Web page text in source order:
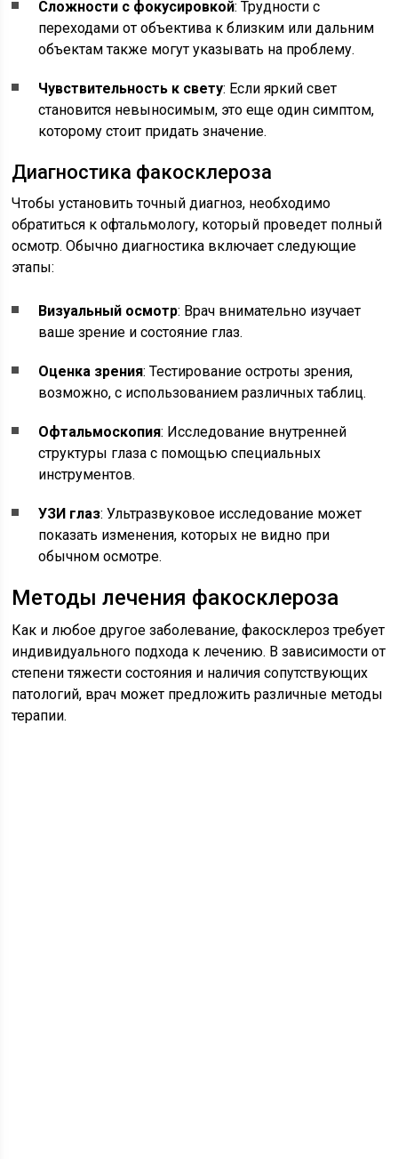
Сложности с фокусировкой: Трудности с
переходами от объектива к близким или дальним
объектам также могут указывать на проблему.
Чувствительность к свету: Если яркий свет
становится невыносимым, это еще один симптом,
которому стоит придать значение.
Диагностика факосклероза
Чтобы установить точный диагноз, необходимо
обратиться к офтальмологу, который проведет полный
осмотр. Обычно диагностика включает следующие
этапы:
Визуальный осмотр: Врач внимательно изучает
ваше зрение и состояние глаз.
Оценка зрения: Тестирование остроты зрения,
возможно, с использованием различных таблиц.
Офтальмоскопия: Исследование внутренней
структуры глаза с помощью специальных
инструментов.
УЗИ глаз: Ультразвуковое исследование может
показать изменения, которых не видно при
обычном осмотре.
Методы лечения факосклероза
Как и любое другое заболевание, факосклероз требует
индивидуального подхода к лечению. В зависимости от
степени тяжести состояния и наличия сопутствующих
патологий, врач может предложить различные методы
терапии.